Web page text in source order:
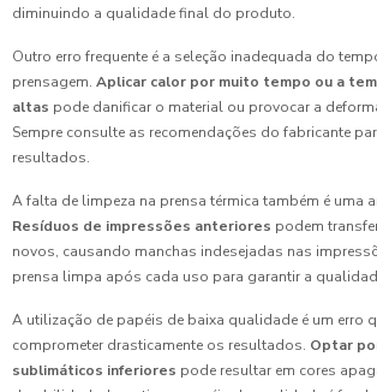
diminuindo a qualidade final do produto.
Outro erro frequente é a seleção inadequada do
prensagem. Aplicar calor por muito tempo ou a
altas pode danificar o material ou provocar a
Sempre consulte as recomendações do fabricante
resultados.
A falta de limpeza na prensa térmica também é uma
Resíduos de impressões anteriores podem
novos, causando manchas indesejadas nas
prensa limpa após cada uso para garantir a
A utilização de papéis de baixa qualidade é um erro
comprometer drasticamente os resultados. Optar
sublimáticos inferiores pode resultar em cores